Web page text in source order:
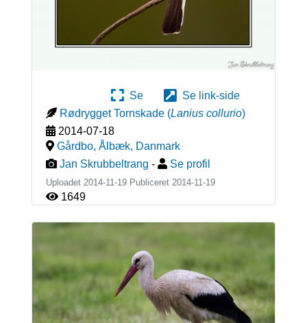
Se
Se link-side
Rødrygget Tornskade (Lanius collurio)
2014-07-18
Gårdbo, Ålbæk, Danmark
Jan Skrubbeltrang - Se profil
Uploadet 2014-11-19 Publiceret 2014-11-19
1649